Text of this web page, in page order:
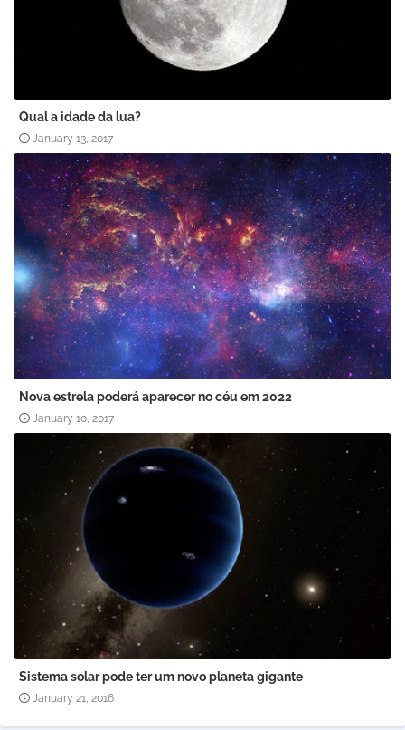
Qual a idade da lua?
January 13, 2017
Nova estrela poderá aparecer no céu em 2022
January 10, 2017
Sistema solar pode ter um novo planeta gigante
January 21, 2016